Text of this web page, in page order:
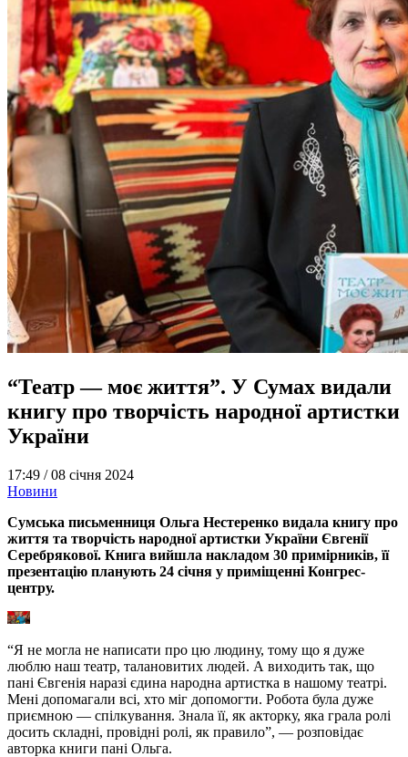
“Театр — моє життя”. У Сумах видали
книгу про творчість народної артистки
України
17:49 /08 січня 2024
Новини
Сумська письменниця Ольга Нестеренко видала книгу про
життя та творчість народної артистки України Євгенії
Серебрякової. Книга вийшла накладом 30 примірників, її
презентацію планують 24 січня у приміщенні Конгрес-
центру.
“Я не могла не написати про цю людину, тому що я дуже
люблю наш театр, талановитих людей. А виходить так, що
пані Євгенія наразі єдина народна артистка в нашому театрі.
Мені допомагали всі, хто міг допомогти. Робота була дуже
приємною — спілкування. Знала її, як акторку, яка грала ролі
досить складні, провідні ролі, як правило”, — розповідає
авторка книги пані Ольга.